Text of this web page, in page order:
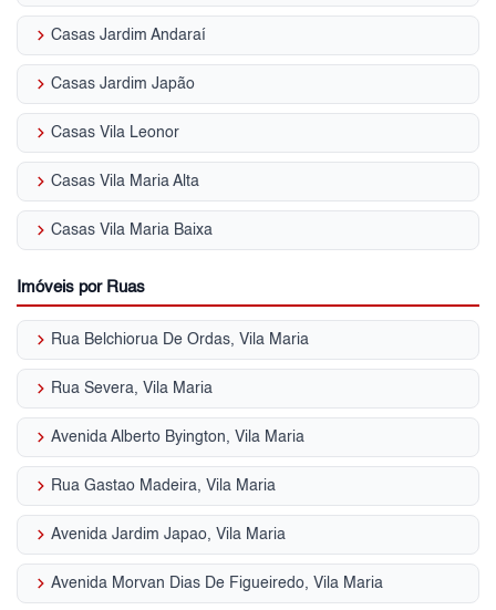
keyboard_arrow_right Casas Jardim Andaraí
keyboard_arrow_right Casas Jardim Japão
keyboard_arrow_right Casas Vila Leonor
keyboard_arrow_right Casas Vila Maria Alta
keyboard_arrow_right Casas Vila Maria Baixa
Imóveis por Ruas
keyboard_arrow_right Rua Belchiorua De Ordas, Vila Maria
keyboard_arrow_right Rua Severa, Vila Maria
keyboard_arrow_right Avenida Alberto Byington, Vila Maria
keyboard_arrow_right Rua Gastao Madeira, Vila Maria
keyboard_arrow_right Avenida Jardim Japao, Vila Maria
keyboard_arrow_right Avenida Morvan Dias De Figueiredo, Vila Maria